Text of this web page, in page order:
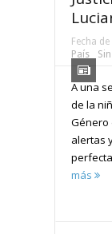
Fecha
País
A una
de la
Género
alertas
más